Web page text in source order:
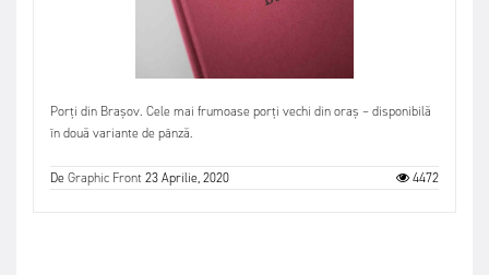
Porți din Brașov. Cele mai frumoase porți vechi din oraș – disponibilă
în două variante de pânză.
DeGraphic Front23 Aprilie, 2020 4472